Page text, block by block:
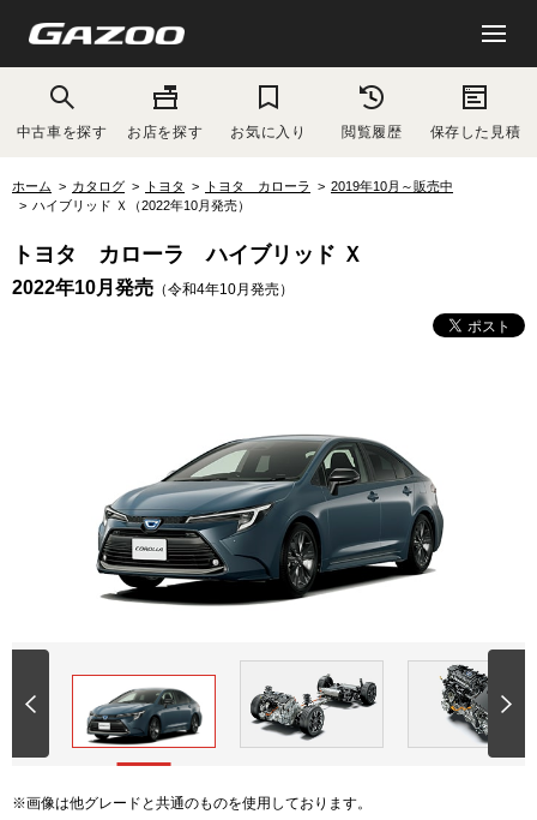
中古車を探す お店を探す お気に入り 閲覧履歴 保存した見積
ホーム カタログ トヨタ トヨタ カローラ
2019年10月～販売中
ハイブリッド Ｘ（2022年10月発売）
トヨタ カローラ ハイブリッド Ｘ
2022年10月発売 （令和4年10月発売）
画像は他グレードと共通のものを使用しております。